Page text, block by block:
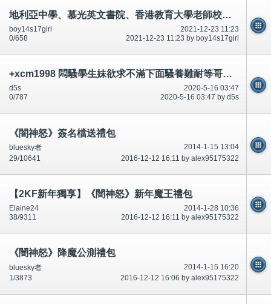
地利亞中學、慕光英文書院、香港教育大學老師校長讚成男女學生(穿著褲、校裙不用穿著內褲底褲)相片-公開
2021-12-23 11:23
boy14s17girl
2021-12-23 11:23 by boy14s17girl
0/658
+xcm1998 悶騷學生妹欲求不滿下面騷養難耐等哥哥插她小穴穴
2020-5-16 03:47
d5s
2020-5-16 03:47 by d5s
0/787
《闇神怒》簽名檔送禮包
2014-1-15 13:04
bluesky者
2016-12-12 16:11 by alex95175322
29/10641
【2KF新年獨享】《闇神怒》新年魔王禮包
2014-1-28 10:36
Elaine24
2016-12-12 16:11 by alex95175322
38/9311
《闇神怒》降魔公測禮包
2014-1-15 16:20
bluesky者
2016-12-12 16:06 by alex95175322
1/3873